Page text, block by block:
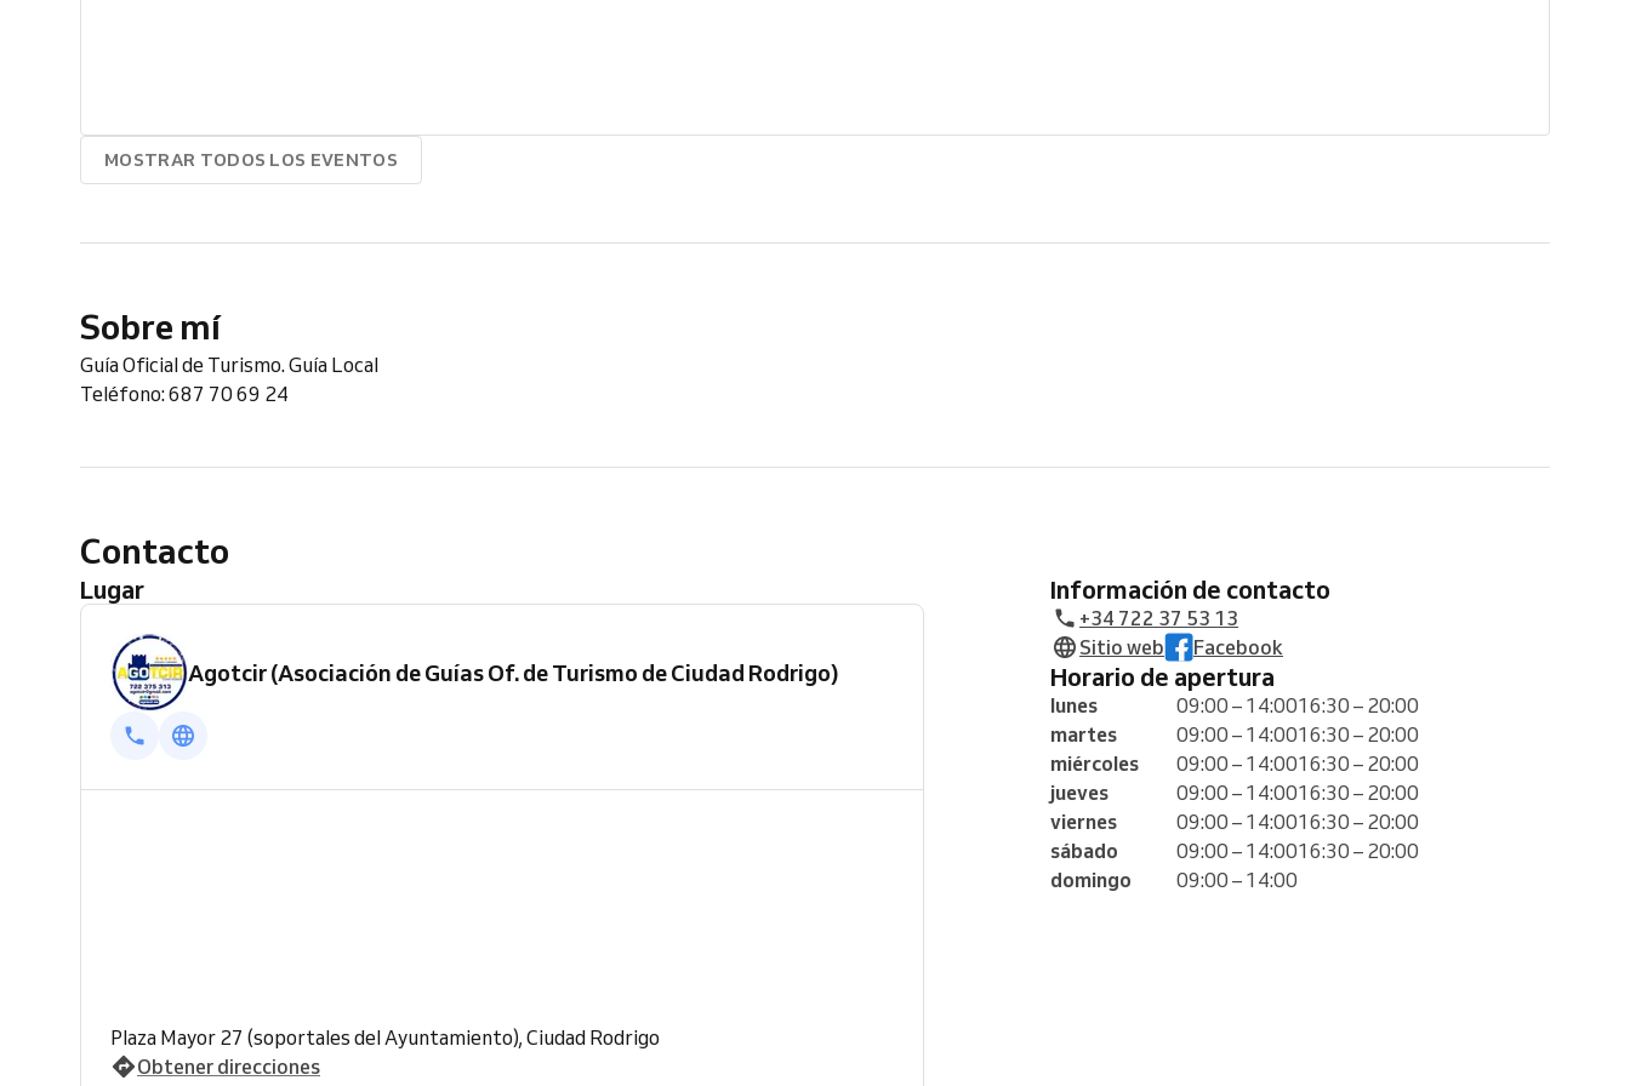
MOSTRAR TODOS LOS EVENTOS
Sobre mí
Guía Oficial de Turismo. Guía Local
Teléfono: 687 70 69 24
Contacto
Lugar
Agotcir (Asociación de Guías Of. de Turismo de Ciudad Rodrigo)
Plaza Mayor 27 (soportales del Ayuntamiento), Ciudad Rodrigo
Obtener direcciones
Información de contacto
+34 722 37 53 13
Sitio web
Facebook
Horario de apertura
lunes 09:00 – 14:0016:30 – 20:00
martes
09:00 – 14:0016:30 – 20:00
miércoles
09:00 – 14:0016:30 – 20:00
jueves
09:00 – 14:0016:30 – 20:00
viernes
09:00 – 14:0016:30 – 20:00
sábado
09:00 – 14:0016:30 – 20:00
domingo
09:00 – 14:00